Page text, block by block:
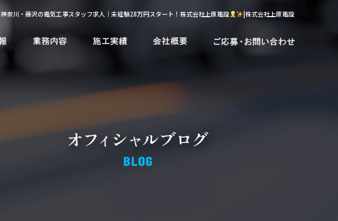
神奈川・藤沢の電気工事スタッフ求人｜未経験28万円スタート！株式会社上原電設 |株式会社上原電設